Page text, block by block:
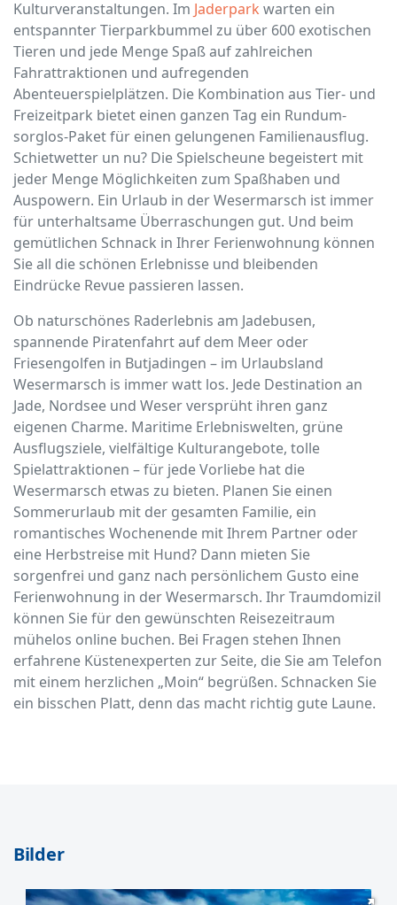
Kulturveranstaltungen. Im Jaderpark warten ein
entspannter Tierparkbummel zu über 600 exotischen
Tieren und jede Menge Spaß auf zahlreichen
Fahrattraktionen und aufregenden
Abenteuerspielplätzen. Die Kombination aus Tier- und
Freizeitpark bietet einen ganzen Tag ein Rundum-
sorglos-Paket für einen gelungenen Familienausflug.
Schietwetter un nu? Die Spielscheune begeistert mit
jeder Menge Möglichkeiten zum Spaßhaben und
Auspowern. Ein Urlaub in der Wesermarsch ist immer
für unterhaltsame Überraschungen gut. Und beim
gemütlichen Schnack in Ihrer Ferienwohnung können
Sie all die schönen Erlebnisse und bleibenden
Eindrücke Revue passieren lassen.
Ob naturschönes Raderlebnis am Jadebusen,
spannende Piratenfahrt auf dem Meer oder
Friesengolfen in Butjadingen – im Urlaubsland
Wesermarsch is immer watt los. Jede Destination an
Jade, Nordsee und Weser versprüht ihren ganz
eigenen Charme. Maritime Erlebniswelten, grüne
Ausflugsziele, vielfältige Kulturangebote, tolle
Spielattraktionen – für jede Vorliebe hat die
Wesermarsch etwas zu bieten. Planen Sie einen
Sommerurlaub mit der gesamten Familie, ein
romantisches Wochenende mit Ihrem Partner oder
eine Herbstreise mit Hund? Dann mieten Sie
sorgenfrei und ganz nach persönlichem Gusto eine
Ferienwohnung in der Wesermarsch. Ihr Traumdomizil
können Sie für den gewünschten Reisezeitraum
mühelos online buchen. Bei Fragen stehen Ihnen
erfahrene Küstenexperten zur Seite, die Sie am Telefon
mit einem herzlichen „Moin“ begrüßen. Schnacken Sie
ein bisschen Platt, denn das macht richtig gute Laune.
Bilder